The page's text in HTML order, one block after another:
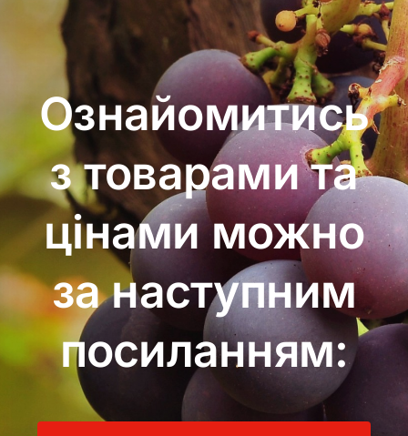
Ознайомитись
з товарами та
цінами можно
за наступним
посиланням: